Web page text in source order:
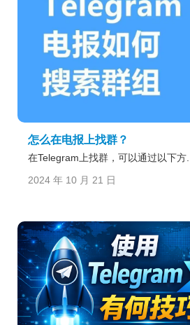
怎么在电报上找群？
在Telegram上找群，可以通过以下方...
2024 年 10 月 21 日